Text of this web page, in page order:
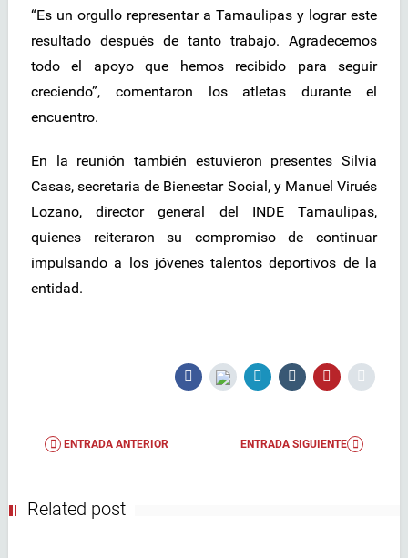
“Es un orgullo representar a Tamaulipas y lograr este
resultado después de tanto trabajo. Agradecemos
todo el apoyo que hemos recibido para seguir
creciendo”, comentaron los atletas durante el
encuentro.
En la reunión también estuvieron presentes Silvia
Casas, secretaria de Bienestar Social, y Manuel Virués
Lozano, director general del INDE Tamaulipas,
quienes reiteraron su compromiso de continuar
impulsando a los jóvenes talentos deportivos de la
entidad.
ENTRADA ANTERIOR ENTRADA SIGUIENTE
Related post